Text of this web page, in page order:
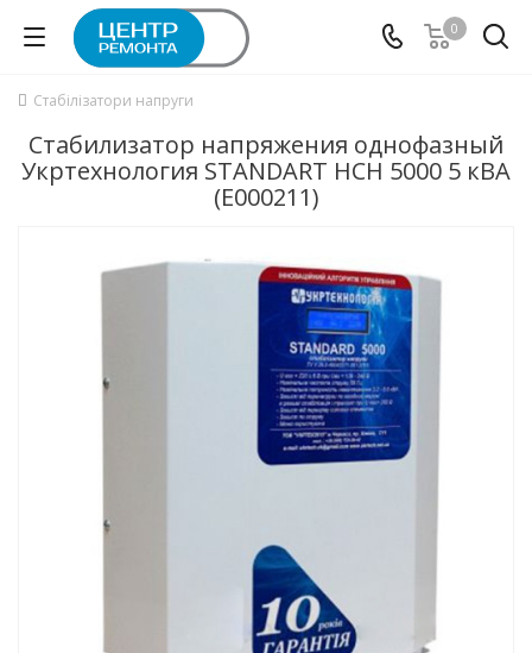
0
Стабілізатори напруги
Стабилизатор напряжения однофазный
Укртехнология STANDART HCH 5000 5 кВА
(E000211)